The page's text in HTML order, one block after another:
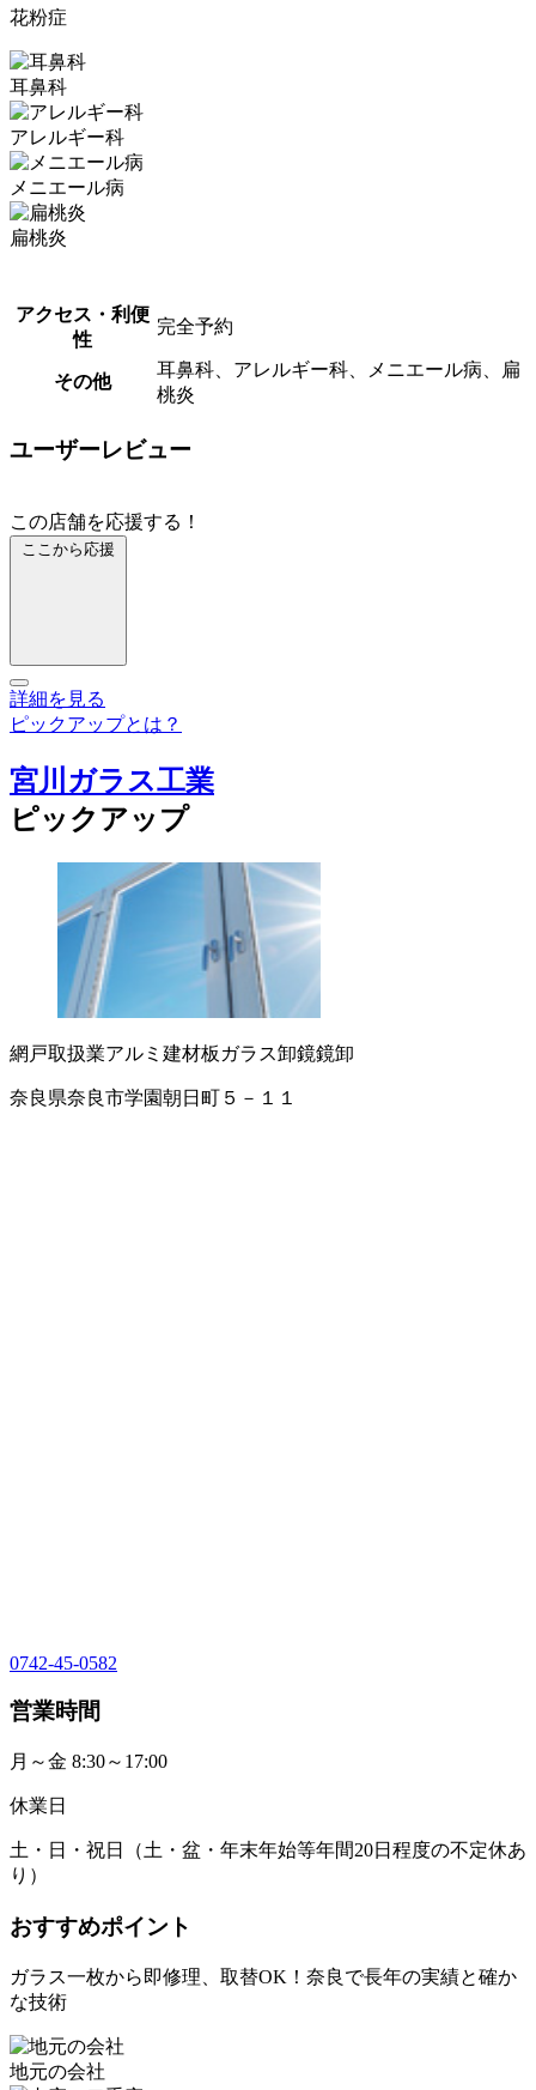
花粉症
耳鼻科
アレルギー科
メニエール病
扁桃炎
アクセス・利便
性
完全予約
その他
耳鼻科、アレルギー科、メニエール病、扁
桃炎
ユーザーレビュー
この店舗を応援する！
ここから応援
詳細を見る
ピックアップとは？
宮川ガラス工業
ピックアップ
網戸取扱業アルミ建材板ガラス卸鏡鏡卸
奈良県奈良市学園朝日町５－１１
0742-45-0582
営業時間
月～金 8:30～17:00
休業日
土・日・祝日（土・盆・年末年始等年間20日程度の不定休あ
り）
おすすめポイント
ガラス一枚から即修理、取替OK！奈良で長年の実績と確か
な技術
地元の会社